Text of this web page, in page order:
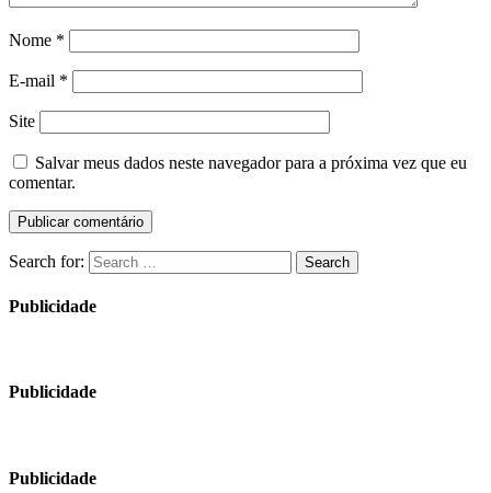
Nome *
E-mail *
Site
Salvar meus dados neste navegador para a próxima vez que eu
comentar.
Search for: Search
Publicidade
Publicidade
Publicidade